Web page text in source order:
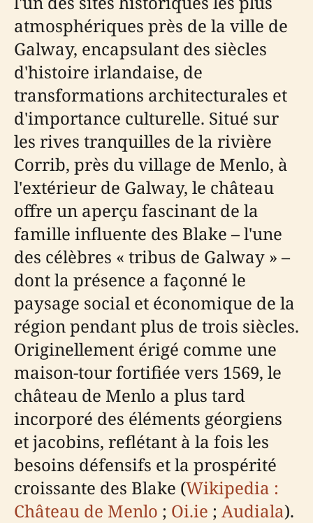
atmosphériques près de la ville de
Galway, encapsulant des siècles
d'histoire irlandaise, de
transformations architecturales et
d'importance culturelle. Situé sur
les rives tranquilles de la rivière
Corrib, près du village de Menlo, à
l'extérieur de Galway, le château
offre un aperçu fascinant de la
famille influente des Blake – l'une
des célèbres « tribus de Galway » –
dont la présence a façonné le
paysage social et économique de la
région pendant plus de trois siècles.
Originellement érigé comme une
maison-tour fortifiée vers 1569, le
château de Menlo a plus tard
incorporé des éléments géorgiens
et jacobins, reflétant à la fois les
besoins défensifs et la prospérité
croissante des Blake (Wikipedia :
Château de Menlo ; Oi.ie ; Audiala).